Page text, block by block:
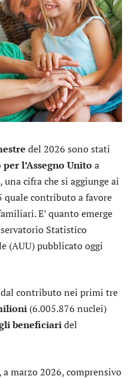
del 2026 sono stati
l’Assegno Unito a
cifra che si aggiunge ai
contributo a favore
E’ quanto emerge
Statistico
(AUU) pubblicato oggi
dal contributo nei primi tre
(6.005.876 nuclei)
beneficiaridel
, a marzo 2026, comprensivo